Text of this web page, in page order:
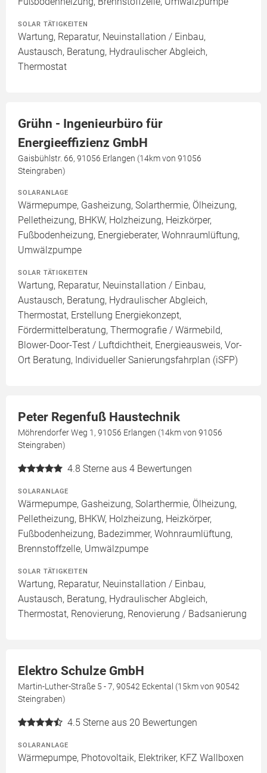
SOLAR TÄTIGKEITEN
Wartung, Reparatur, Neuinstallation / Einbau,
Austausch, Beratung, Hydraulischer Abgleich,
Thermostat
Grühn - Ingenieurbüro für
Energieeffizienz GmbH
Gaisbühlstr. 66, 91056 Erlangen (14km von 91056
Steingraben)
SOLARANLAGE
Wärmepumpe, Gasheizung, Solarthermie, Ölheizung,
Pelletheizung, BHKW, Holzheizung, Heizkörper,
Fußbodenheizung, Energieberater, Wohnraumlüftung,
Umwälzpumpe
SOLAR TÄTIGKEITEN
Wartung, Reparatur, Neuinstallation / Einbau,
Austausch, Beratung, Hydraulischer Abgleich,
Thermostat, Erstellung Energiekonzept,
Fördermittelberatung, Thermografie / Wärmebild,
Blower-Door-Test / Luftdichtheit, Energieausweis, Vor-
Ort Beratung, Individueller Sanierungsfahrplan (iSFP)
Peter Regenfuß Haustechnik
Möhrendorfer Weg 1, 91056 Erlangen (14km von 91056
Steingraben)
4.8 Sterne aus 4 Bewertungen
SOLARANLAGE
Wärmepumpe, Gasheizung, Solarthermie, Ölheizung,
Pelletheizung, BHKW, Holzheizung, Heizkörper,
Fußbodenheizung, Badezimmer, Wohnraumlüftung,
Brennstoffzelle, Umwälzpumpe
SOLAR TÄTIGKEITEN
Wartung, Reparatur, Neuinstallation / Einbau,
Austausch, Beratung, Hydraulischer Abgleich,
Thermostat, Renovierung, Renovierung / Badsanierung
Elektro Schulze GmbH
Martin-Luther-Straße 5 - 7, 90542 Eckental (15km von 90542
Steingraben)
4.5 Sterne aus 20 Bewertungen
SOLARANLAGE
Wärmepumpe, Photovoltaik, Elektriker, KFZ Wallboxen